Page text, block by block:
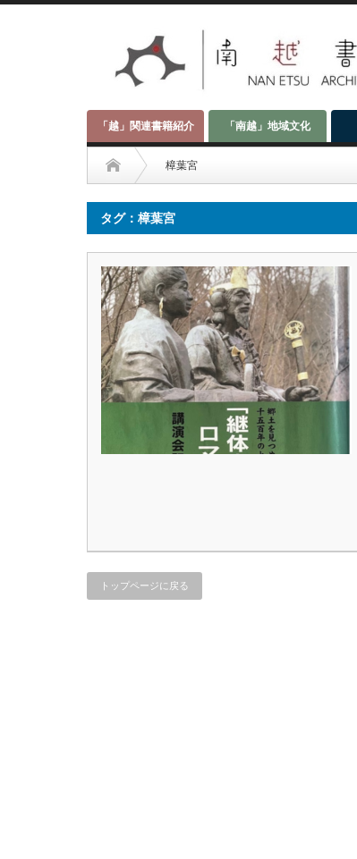
「越」関連書籍紹介 「南越」地域文化
樟葉宮
タグ：樟葉宮
トップページに戻る